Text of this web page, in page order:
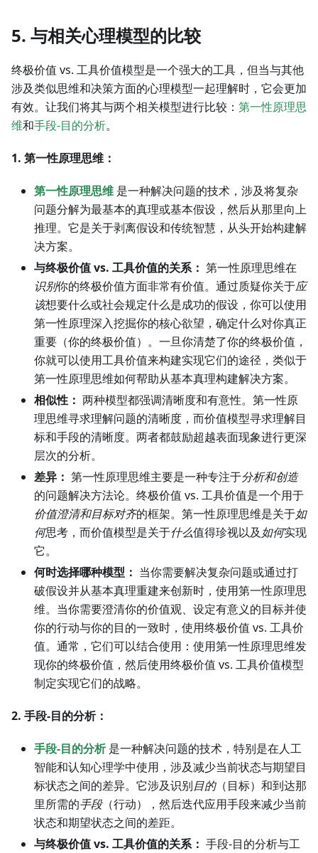
5. 与相关心理模型的比较
终极价值 vs. 工具价值模型是一个强大的工具，但当与其他
涉及类似思维和决策方面的心理模型一起理解时，它会更加
有效。让我们将其与两个相关模型进行比较： 第一性原理思
维和手段-目的分析。
1. 第一性原理思维：
第一性原理思维 是一种解决问题的技术，涉及将复杂
问题分解为最基本的真理或基本假设，然后从那里向上
推理。它是关于剥离假设和传统智慧，从头开始构建解
决方案。
与终极价值 vs. 工具价值的关系： 第一性原理思维在
识别你的终极价值方面非常有价值。通过质疑你关于应
该想要什么或社会规定什么是成功的假设，你可以使用
第一性原理深入挖掘你的核心欲望，确定什么对你真正
重要（你的终极价值）。一旦你清楚了你的终极价值，
你就可以使用工具价值来构建实现它们的途径，类似于
第一性原理思维如何帮助从基本真理构建解决方案。
相似性： 两种模型都强调清晰度和有意性。第一性原
理思维寻求理解问题的清晰度，而价值模型寻求理解目
标和手段的清晰度。两者都鼓励超越表面现象进行更深
层次的分析。
差异： 第一性原理思维主要是一种专注于分析和创造
的问题解决方法论。终极价值 vs. 工具价值是一个用于
价值澄清和目标对齐的框架。第一性原理思维是关于如
何思考，而价值模型是关于什么值得珍视以及 如何实现
它。
何时选择哪种模型： 当你需要解决复杂问题或通过打
破假设并从基本真理重建来创新时，使用第一性原理思
维。当你需要澄清你的价值观、设定有意义的目标并使
你的行动与你的目的一致时，使用终极价值 vs. 工具价
值。通常，它们可以结合使用：使用第一性原理思维发
现你的终极价值，然后使用终极价值 vs. 工具价值模型
制定实现它们的战略。
2. 手段-目的分析：
手段-目的分析是一种解决问题的技术，特别是在人工
智能和认知心理学中使用，涉及减少当前状态与期望目
标状态之间的差异。它涉及识别目的（目标）和到达那
里所需的手段（行动），然后迭代应用手段来减少当前
状态和期望状态之间的差距。
与终极价值 vs. 工具价值的关系： 手段-目的分析与工